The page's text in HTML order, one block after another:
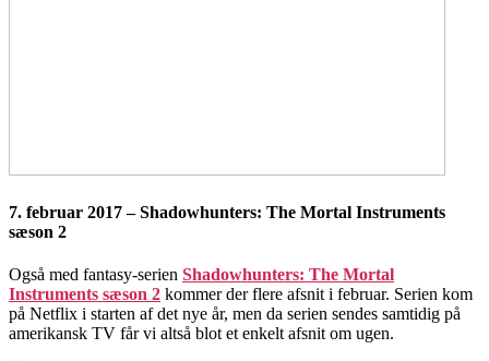
7. februar 2017 – Shadowhunters: The Mortal Instruments
sæson 2
Også med fantasy-serien Shadowhunters: The Mortal
Instruments sæson 2 kommer der flere afsnit i februar. Serien kom
på Netflix i starten af det nye år, men da serien sendes samtidig på
amerikansk TV får vi altså blot et enkelt afsnit om ugen.